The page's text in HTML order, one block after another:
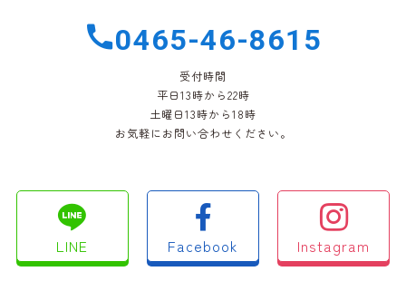
0465-46-8615
受付時間
平日13時から22時
土曜日13時から18時
お気軽にお問い合わせください。
LINE Facebook Instagram